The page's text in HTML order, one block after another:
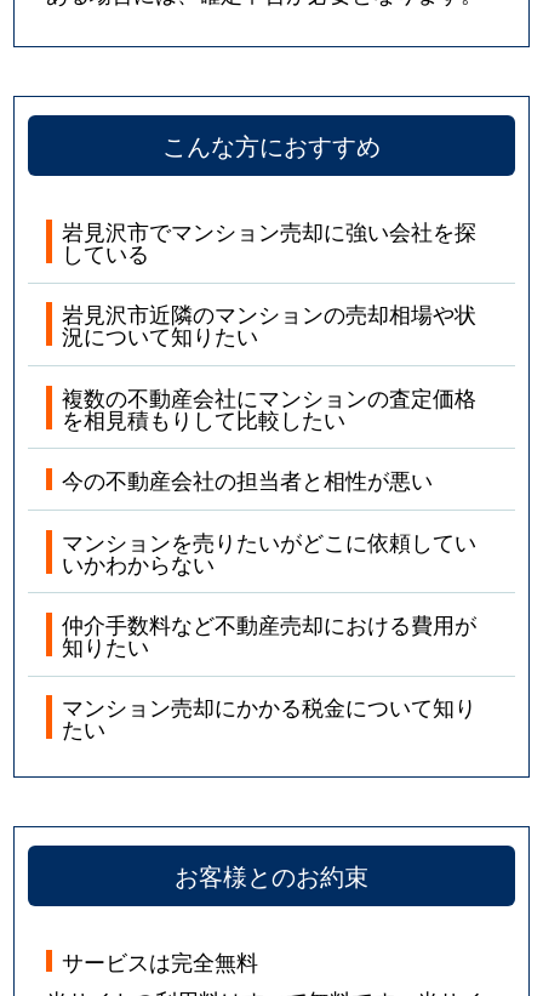
こんな方におすすめ
岩見沢市でマンション売却に強い会社を探
している
岩見沢市近隣のマンションの売却相場や状
況について知りたい
複数の不動産会社にマンションの査定価格
を相見積もりして比較したい
今の不動産会社の担当者と相性が悪い
マンションを売りたいがどこに依頼してい
いかわからない
仲介手数料など不動産売却における費用が
知りたい
マンション売却にかかる税金について知り
たい
お客様とのお約束
サービスは完全無料